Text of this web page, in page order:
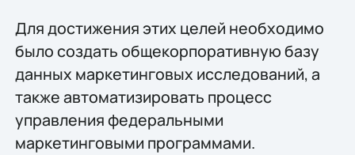
Для достижения этих целей необходимо
было создать общекорпоративную базу
данных маркетинговых исследований, а
также автоматизировать процесс
управления федеральными
маркетинговыми программами.